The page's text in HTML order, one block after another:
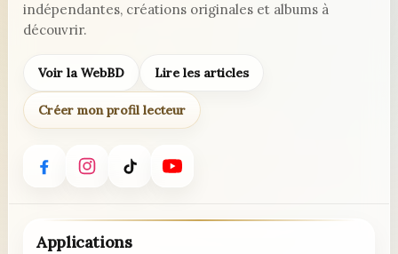
indépendantes, créations originales et albums à
découvrir.
Voir la WebBD Lire les articles
Créer mon profil lecteur
Applications